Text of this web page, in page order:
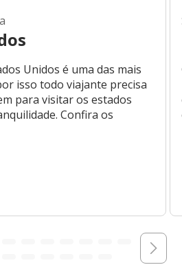
Unidos é uma das mais
isso todo viajante precisa
para visitar os estados
Confira os